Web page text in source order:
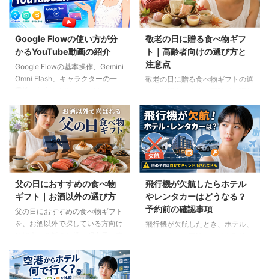
Google Flowの使い方が分
かるYouTube動画の紹介
Google Flowの基本操作、Gemini
Omni Flash、キャラクターの一
研究室の長編動画18本を、目的別
に分かりやすく紹介します。
敬老の日に贈る食べ物ギフ
ト｜高齢者向けの選び方と
注意点
敬老の日に贈る食べ物ギフトの選
力や好み、食事制限、保存方法に
配慮しながら、和菓子、スープ、
ご飯のお供、やわらか食などの候
補をわかりやすく解説します。
父の日におすすめの食べ物
ギフト｜お酒以外の選び方
父の日におすすめの食べ物ギフト
を、お酒以外で探している方向け
など、父の好みに合わせた選び方
と注意点を解説します。
飛行機が欠航したらホテル
やレンタカーはどうなる？
予約前の確認事項
飛行機が欠航したとき、ホテル、